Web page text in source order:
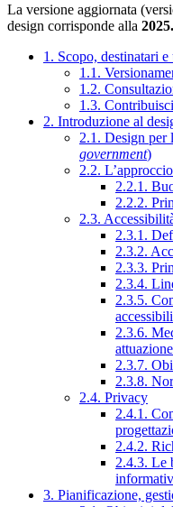
La versione aggiornata
design corrisponde alla
1. Scopo, destinatari
1.1.
1.2.
1.3.
2. Introduzione al
2.1. Design per
government)
2.2.
2.2.1.
2.2.2.
2.3.
2.3.1.
2.3.2.
2.3.3.
2.3.4.
2.3.5.
2.3.6.
attuazione
2.3.7.
2.3.8.
2.4. Privacy
2.4.1.
2.4.2.
2.4.3. Le
3. Pianificazione,